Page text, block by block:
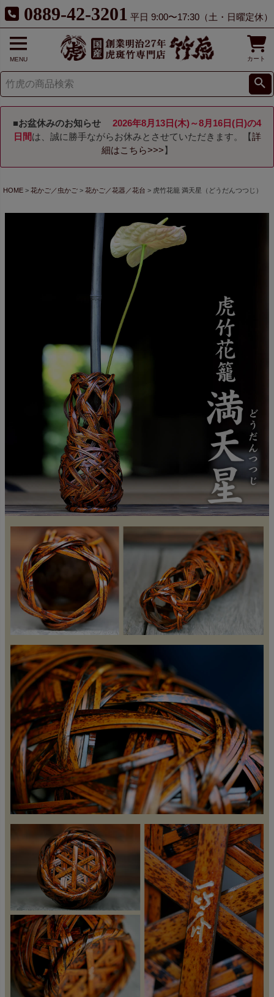
0889-42-3201 平日 9:00〜17:30（土・日曜定休）
MENU カート
■お盆休みのお知らせ
2026年8月13日(木)～8月16日(日)の4
日間は、誠に勝手ながらお休みとさせていただきます。【詳
細はこちら>>> 】
HOME 花かご／虫かご 花かご／花器／花台 虎竹花籠 満天星（どうだんつつじ）